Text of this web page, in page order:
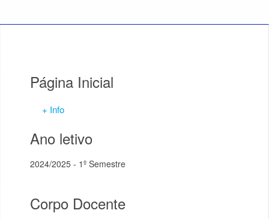
Página Inicial
+ Info
Ano letivo
2024/2025 - 1º Semestre
Corpo Docente